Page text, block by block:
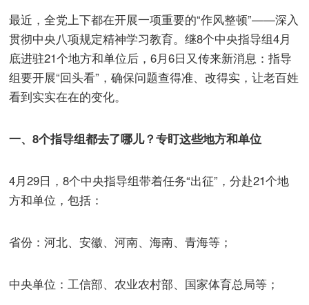
最近，全党上下都在开展一项重要的“作风整顿”——深入
贯彻中央八项规定精神学习教育。继8个中央指导组4月
底进驻21个地方和单位后，6月6日又传来新消息：指导
组要开展“回头看”，确保问题查得准、改得实，让老百姓
看到实实在在的变化。
一、8个指导组都去了哪儿？专盯这些地方和单位
4月29日，8个中央指导组带着任务“出征”，分赴21个地
方和单位，包括：
省份：河北、安徽、河南、海南、青海等；
中央单位：工信部、农业农村部、国家体育总局等；